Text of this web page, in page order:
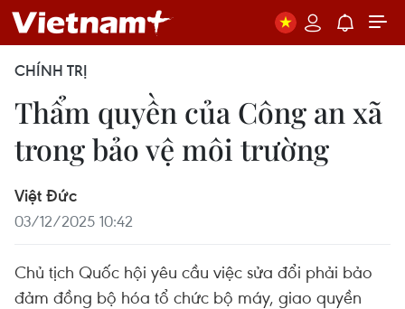
CHÍNH TRỊ
Thẩm quyền của Công an xã
trong bảo vệ môi trường
Việt Đức
03/12/2025 10:42
Chủ tịch Quốc hội yêu cầu việc sửa đổi phải bảo
đảm đồng bộ hóa tổ chức bộ máy, giao quyền